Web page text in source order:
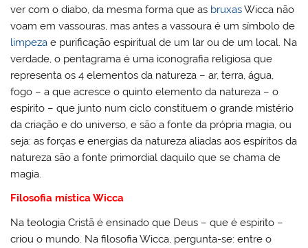
ver com o diabo, da mesma forma que as bruxasWicca não
voam em vassouras, mas antes a vassoura é um símbolo de
limpeza e purificação espiritual de um lar ou de um local. Na
verdade, o pentagrama é uma iconografia religiosa que
representa os 4 elementos da natureza – ar, terra, água,
fogo – a que acresce o quinto elemento da natureza – o
espirito – que junto num ciclo constituem o grande mistério
da criação e do universo, e são a fonte da própria magia, ou
seja: as forças e energias da natureza aliadas aos espíritos da
natureza são a fonte primordial daquilo que se chama de
magia.
Filosofia mística Wicca
Na teologia Cristã é ensinado que Deus – que é espirito –
criou o mundo. Na filosofia Wicca, pergunta-se: entre o